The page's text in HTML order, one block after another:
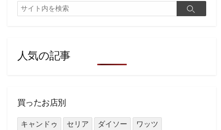
検
索
検
人気の記事
買ったお店別
キャンドゥ セリア ダイソー ワッツ